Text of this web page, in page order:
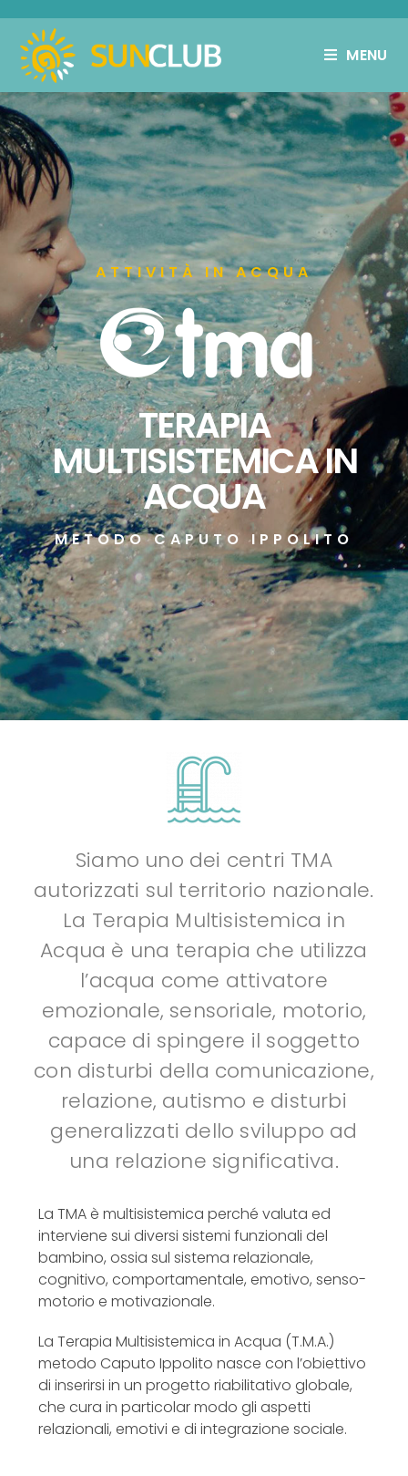
MENU
ATTIVITÀ IN ACQUA
TERAPIA
MULTISISTEMICA IN
ACQUA
METODO CAPUTO IPPOLITO
Siamo uno dei centri TMA
autorizzati sul territorio nazionale.
La Terapia Multisistemica in
Acqua è una terapia che utilizza
l’acqua come attivatore
emozionale, sensoriale, motorio,
capace di spingere il soggetto
con disturbi della comunicazione,
relazione, autismo e disturbi
generalizzati dello sviluppo ad
una relazione significativa.
La TMA è multisistemica perché valuta ed
interviene sui diversi sistemi funzionali del
bambino, ossia sul sistema relazionale,
cognitivo, comportamentale, emotivo, senso-
motorio e motivazionale.
La Terapia Multisistemica in Acqua (T.M.A.)
metodo Caputo Ippolito nasce con l’obiettivo
di inserirsi in un progetto riabilitativo globale,
che cura in particolar modo gli aspetti
relazionali, emotivi e di integrazione sociale.